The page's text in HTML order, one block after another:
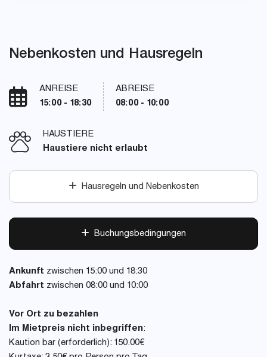
Nebenkosten und Hausregeln
ANREISE
15:00 - 18:30
ABREISE
08:00 - 10:00
HAUSTIERE
Haustiere nicht erlaubt
Hausregeln und Nebenkosten
Buchungsbedingungen
Ankunft zwischen 15:00 und 18:30
Abfahrt zwischen 08:00 und 10:00
Vor Ort zu bezahlen
Im Mietpreis nicht inbegriffen:
Kaution bar (erforderlich): 150.00€